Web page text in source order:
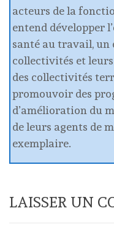
acteurs de la
entend développer
santé au travail, un
collectivités et
des collectivités
promouvoir des
d’amélioration du
de leurs agents de
exemplaire.
LAISSER UN